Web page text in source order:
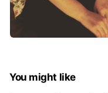
You might like